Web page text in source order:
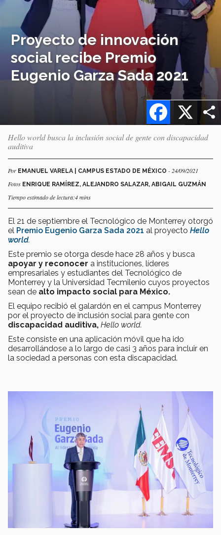
Proyecto de innovación
social recibe Premio
Eugenio Garza Sada 2021
X
Facebook
Hello world busca la inclusión social de gente con discapacidad
auditiva
Por EMANUEL VARELA | CAMPUS ESTADO DE MÉXICO - 24/09/2021
Fotos ENRIQUE RAMÍREZ, ALEJANDRO SALAZAR, ABIGAIL GUZMÁN
Tiempo estimado de lectura:4 mins
El 21 de septiembre el Tecnológico de Monterrey otorgó
el Premio Eugenio Garza Sada 2021 al proyecto Hello
world.
Este premio se otorga desde hace 28 años y busca
apoyar y reconocer a instituciones, líderes
empresariales y estudiantes del Tecnológico de
Monterrey y la Universidad Tecmilenio cuyos proyectos
sean de alto impacto social para México.
El equipo recibió el galardón en el campus Monterrey
por el proyecto de inclusión social para gente con
discapacidad auditiva, Hello world.
Este consiste en una aplicación móvil que ha ido
desarrollándose a lo largo de casi 3 años para incluir en
la sociedad a personas con esta discapacidad.